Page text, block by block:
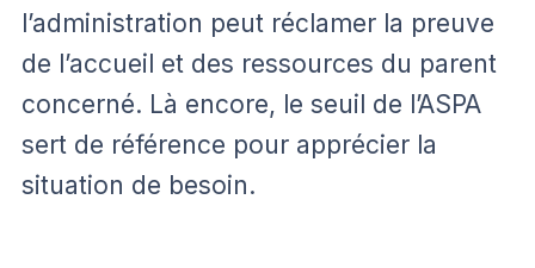
l’administration peut réclamer la preuve
de l’accueil et des ressources du parent
concerné. Là encore, le seuil de l’ASPA
sert de référence pour apprécier la
situation de besoin.